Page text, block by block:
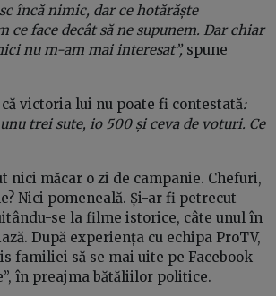
încă nimic, dar ce hotărăște
ce face decât să ne supunem. Dar chiar
nu m-am mai interesat”, spune
victoria lui nu poate fi contestată:
trei sute, io 500 și ceva de voturi. Ce
nici măcar o zi de campanie. Chefuri,
Nici pomeneală. Și-ar fi petrecut
se la filme istorice, câte unul în
După experiența cu echipa ProTV,
familiei să se mai uite pe Facebook
în preajma bătăliilor politice.